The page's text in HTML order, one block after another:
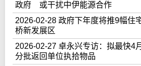
政府 或干扰中伊能源合作
2026-02-28 政府下年度将推9幅
桥新发展区
2026-02-27 卓永兴专访：拟最快4
分批返回单位执拾物品